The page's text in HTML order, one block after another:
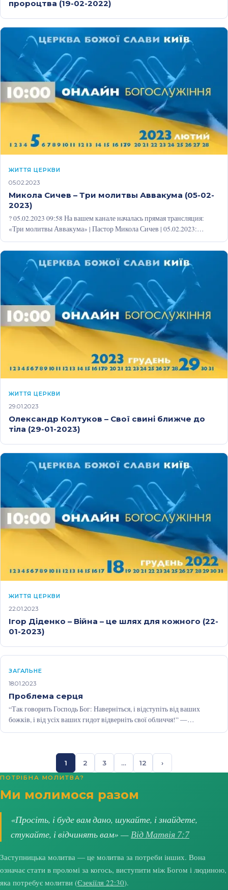
пророцтва (19-02-2022)
ЖИТТЯ ЦЕРКВИ
05.02.2023
Микола Сичев – Три молитвы Аввакума (05-02-
2023)
? 05.02.2023 09:58 На вашем канале началась прямая трансляция:
«Три молитвы Аввакума» | Пастор Микола Сичев | 05.02.2023:
https://youtu.be/dYn5cmgFCc0
ЖИТТЯ ЦЕРКВИ
29.01.2023
Олександр Колтуков – Свої свині ближче до
тіла (29-01-2023)
ЖИТТЯ ЦЕРКВИ
22.01.2023
Ігор Діденко – Війна – це шлях для кожного (22-
01-2023)
ЗАГАЛЬНЕ
18.01.2023
Проблема серця
“Так говорить Господь Бог: Наверніться, і відступіть від ваших
божків, і від усіх ваших гидот відверніть свої обличчя!” —
Єзекіїля…
1 2 3 … 12 ›
ПОТРІБНА МОЛИТВА?
Ми молимося разом
«Просіть, і буде вам дано, шукайте, і знайдете,
стукайте, і відчинять вам» —Від Матвія 7:7
Заступницька молитва — це молитва за потреби інших. Вона
означає стати в проломі за когось, виступити між Богом і людиною,
яка потребує молитви (Єзекіїля 22:30).